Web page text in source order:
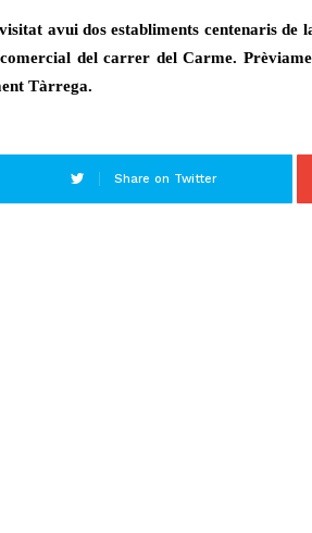
avui dos establiments centenaris de
del carrer del Carme.
Tàrrega.
Share on Twitter